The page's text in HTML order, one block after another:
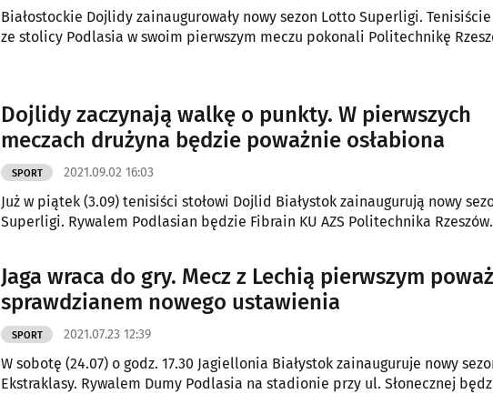
Białostockie Dojlidy zainaugurowały nowy sezon Lotto Superligi. Tenisiście
ze stolicy Podlasia w swoim pierwszym meczu pokonali Politechnikę
Dojlidy zaczynają walkę o punkty. W pierwszych
meczach drużyna będzie poważnie osłabiona
SPORT 2021.09.02 16:03
Już w piątek (3.09) tenisiści stołowi Dojlid Białystok zainaugurują nowy
Superligi. Rywalem Podlasian będzie Fibrain KU AZS Politechnika Rzeszów.
Jaga wraca do gry. Mecz z Lechią pierwszym
sprawdzianem nowego ustawienia
SPORT 2021.07.23 12:39
W sobotę (24.07) o godz. 17.30 Jagiellonia Białystok zainauguruje nowy
Ekstraklasy. Rywalem Dumy Podlasia na stadionie przy ul. Słonecznej